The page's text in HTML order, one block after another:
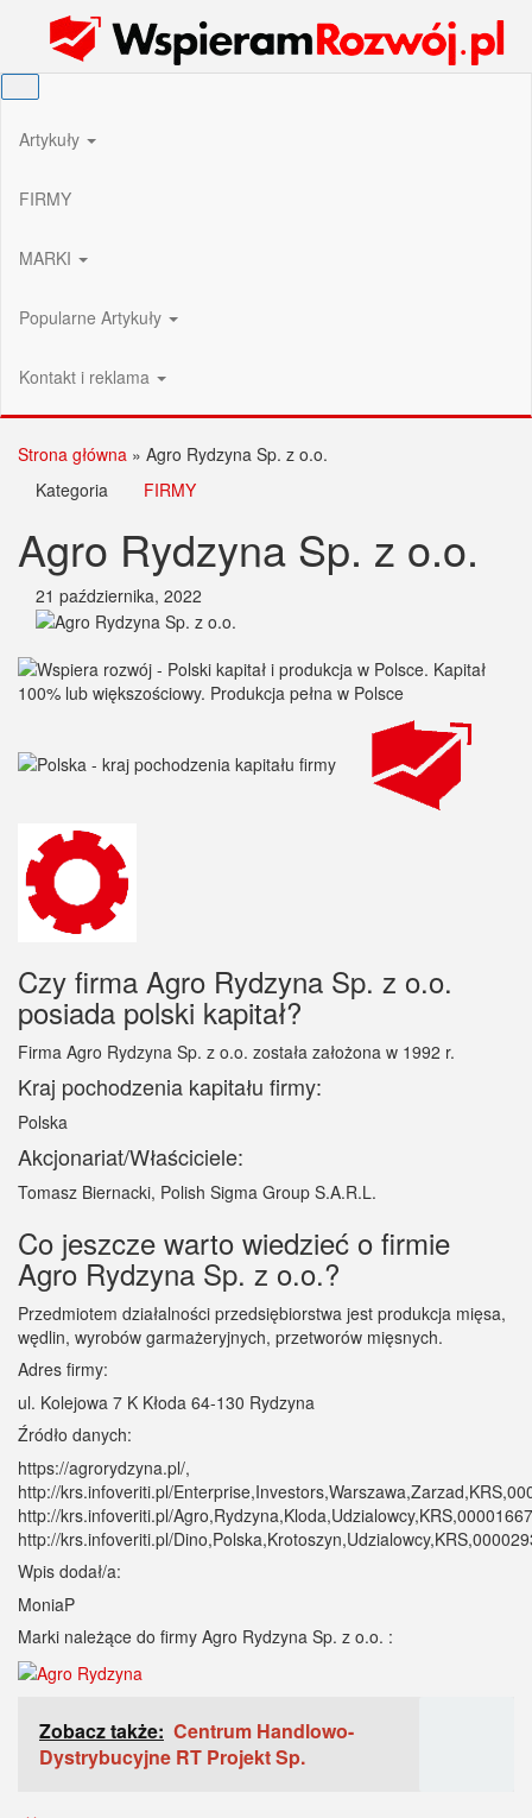
Wspieram Rozwój PL
Artykuły
FIRMY
MARKI
Popularne Artykuły
Kontakt i reklama
Strona główna » Agro Rydzyna Sp. z o.o.
Kategoria
FIRMY
Agro Rydzyna Sp. z o.o.
21 października, 2022
Czy firma Agro Rydzyna Sp. z o.o.
posiada polski kapitał?
Firma Agro Rydzyna Sp. z o.o. została założona w 1992 r.
Kraj pochodzenia kapitału firmy:
Polska
Akcjonariat/Właściciele:
Tomasz Biernacki, Polish Sigma Group S.A.R.L.
Co jeszcze warto wiedzieć o firmie
Agro Rydzyna Sp. z o.o.?
Przedmiotem działalności przedsiębiorstwa jest produkcja mięsa,
wędlin, wyrobów garmażeryjnych, przetworów mięsnych.
Adres firmy:
ul. Kolejowa 7 K Kłoda 64-130 Rydzyna
Źródło danych:
https://agrorydzyna.pl/,
http://krs.infoveriti.pl/
http://krs.infoveriti.pl/
http://krs.infoveriti.pl/
Wpis dodał/a:
MoniaP
Marki należące do firmy Agro Rydzyna Sp. z o.o. :
Zobacz także: Centrum Handlowo-
Dystrybucyjne RT Projekt Sp.